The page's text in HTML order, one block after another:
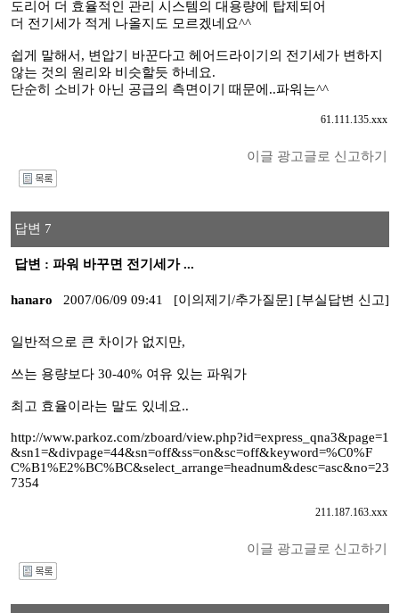
도리어 더 효율적인 관리 시스템의 대용량에 탑제되어
더 전기세가 적게 나올지도 모르겠네요^^
쉽게 말해서, 변압기 바꾼다고 헤어드라이기의 전기세가 변하지
않는 것의 원리와 비슷할듯 하네요.
단순히 소비가 아닌 공급의 측면이기 때문에..파워는^^
61.111.135.xxx
이글 광고글로 신고하기
답변 7
답변 : 파워 바꾸면 전기세가 ...
hanaro 2007/06/09 09:41 [이의제기/추가질문] [부실답변 신고]
일반적으로 큰 차이가 없지만,
쓰는 용량보다 30-40% 여유 있는 파워가
최고 효율이라는 말도 있네요..
http://www.parkoz.com/zboard/view.php?id=express_qna3&page=1
&sn1=&divpage=44&sn=off&ss=on&sc=off&keyword=%C0%F
C%B1%E2%BC%BC&select_arrange=headnum&desc=asc&no=23
7354
211.187.163.xxx
이글 광고글로 신고하기